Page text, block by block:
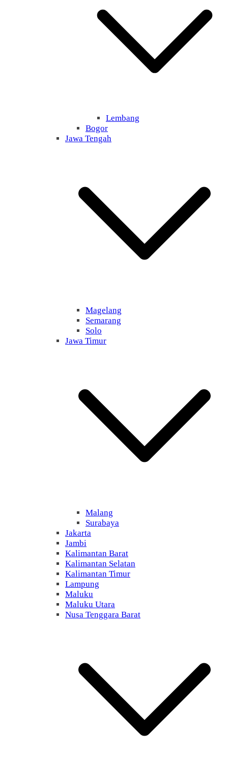
Lembang
Bogor
Jawa Tengah
Magelang
Semarang
Solo
Jawa Timur
Malang
Surabaya
Jakarta
Jambi
Kalimantan Barat
Kalimantan Selatan
Kalimantan Timur
Lampung
Maluku
Maluku Utara
Nusa Tenggara Barat